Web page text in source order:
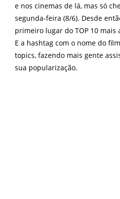
e nos cinemas de lá, mas só
segunda-feira (8/6). Desde
primeiro lugar do TOP 10
E a hashtag com o nome do
topics, fazendo mais gente
sua popularização.